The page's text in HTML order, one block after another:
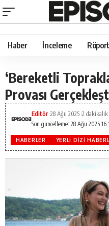
Haber İnceleme
‘Bereketli
Provası
Son güncelleme: 28 Ağu 2025
Editör 28 Ağu 2025 2
HABERLER YERLI DIZI